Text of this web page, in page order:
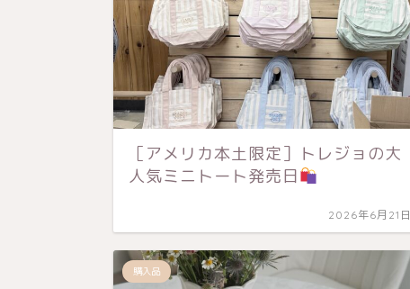
［アメリカ本土限定］トレジョの大
人気ミニトート発売日
2026年6月21日
購入品